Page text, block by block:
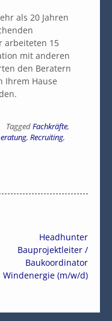
als 20 Jahren
arbeiteten 15
mit anderen
den Beratern
Ihrem Hause
TaggedFachkräfte,
, Recruiting,
Headhunter
Bauprojektleiter /
Baukoordinator
Windenergie (m/w/d)